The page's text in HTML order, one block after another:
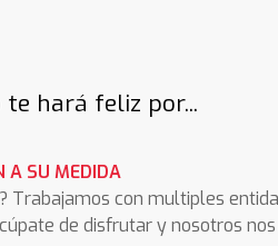
hará feliz por...
A SU MEDIDA
Trabajamos con multiples
de disfrutar y nosotros